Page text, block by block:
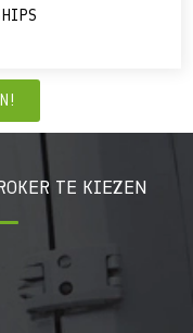
TE KIEZEN